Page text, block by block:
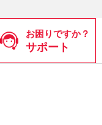
お困りですか？
サポート